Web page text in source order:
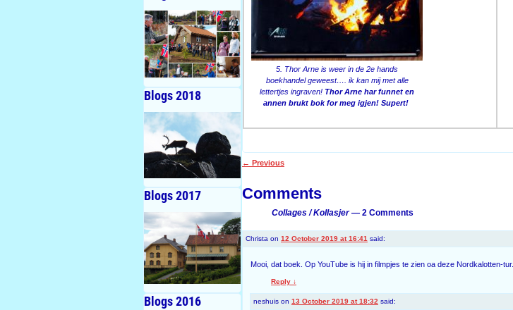
5. Thor Arne is weer in de 2e hands
boekhandel geweest…. ik kan mij met alle
lettertjes ingraven! Thor Arne har funnet en
annen brukt bok for meg igjen! Supert!
← Previous
Comments
Collages / Kollasjer— 2 Comments
Christa on 12 October 2019 at 16:41 said:
Mooi, dat boek. Op YouTube is hij in filmpjes te zien oa deze Nordkalotten-tur.
Reply ↓
neshuis on 13 October 2019 at 18:32 said:
Blogs 2018
Blogs 2017
Blogs 2016